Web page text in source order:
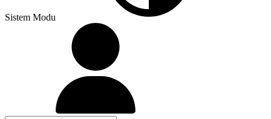
Sistem Modu